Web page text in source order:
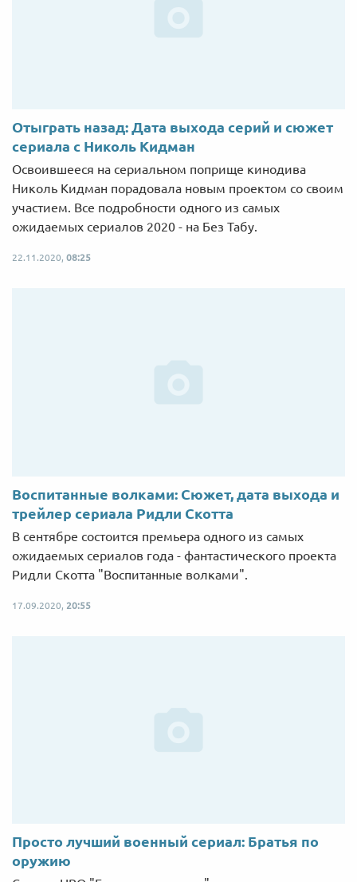
Отыграть назад: Дата выхода серий и сюжет
сериала с Николь Кидман
Освоившееся на сериальном поприще кинодива
Николь Кидман порадовала новым проектом со своим
участием. Все подробности одного из самых
ожидаемых сериалов 2020 - на Без Табу.
22.11.2020, 08:25
Воспитанные волками: Сюжет, дата выхода и
трейлер сериала Ридли Скотта
В сентябре состоится премьера одного из самых
ожидаемых сериалов года - фантастического проекта
Ридли Скотта "Воспитанные волками".
17.09.2020, 20:55
Просто лучший военный сериал: Братья по
оружию